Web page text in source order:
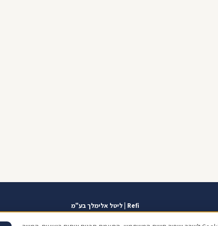
Refi | ליטל אלימלך בע"מ
אזור אישי